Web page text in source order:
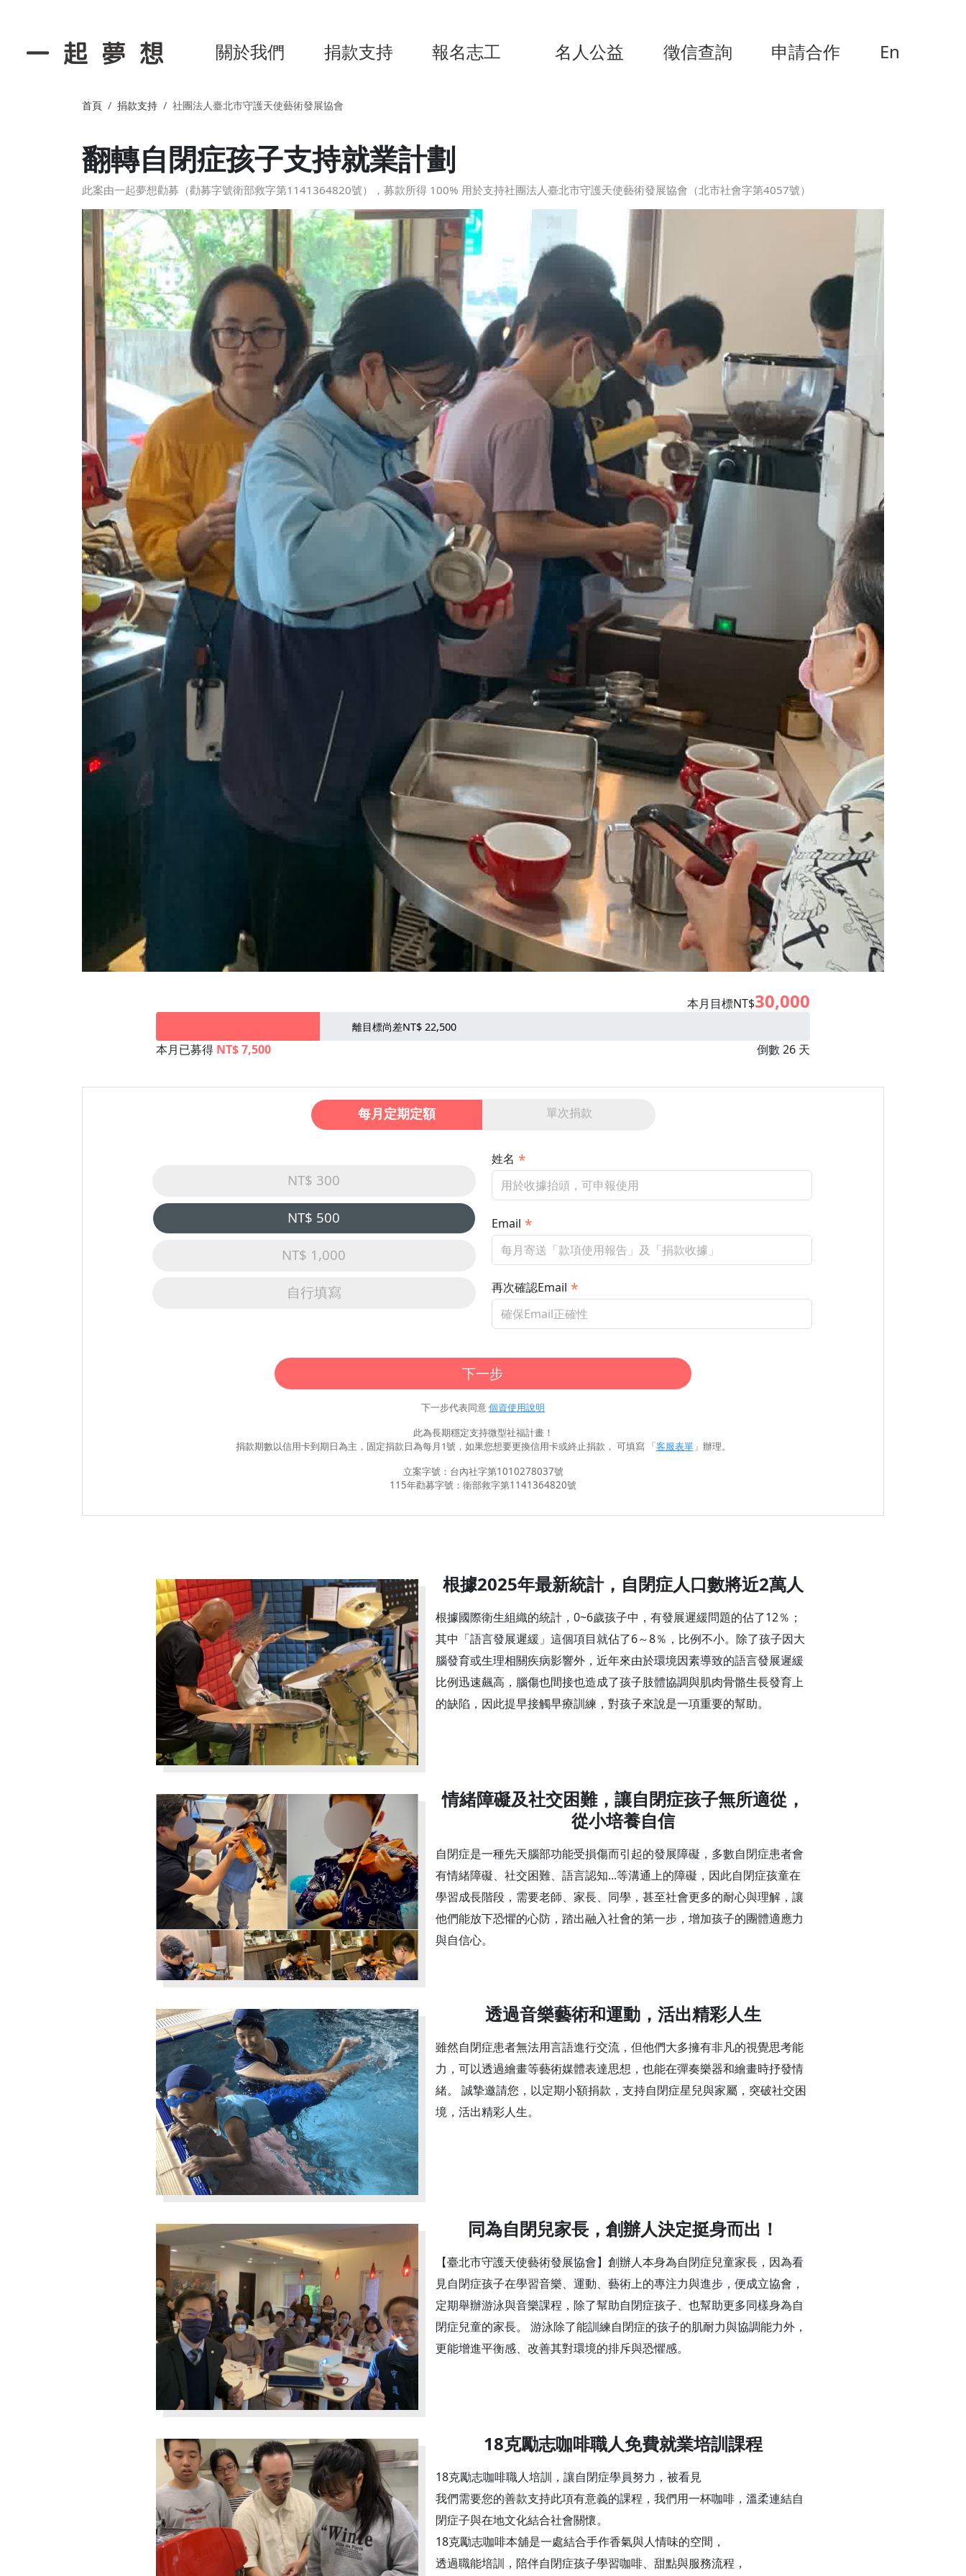
關於我們 捐款支持 報名志工 名人公益 徵信查詢 申請合作 En
首頁 捐款支持 社團法人臺北市守護天使藝術發展協會
翻轉自閉症孩子支持就業計劃
此案由一起夢想勸募（勸募字號衛部救字第1141364820號），募款所得 100% 用於支持社團法人臺北市守護天使藝術發展協會（北市社會字第4057號）
本月目標NT$30,000
離目標尚差NT$ 22,500
本月已募得 NT$ 7,500 倒數 26 天
每月定期定額 單次捐款
NT$ 300
NT$ 500
NT$ 1,000
自行填寫
姓名
Email
再次確認Email
下一步
下一步代表同意個資使用說明
此為長期穩定支持微型社福計畫！
捐款期數以信用卡到期日為主，固定捐款日為每月1號，如果您想要更換信用卡或終止捐款， 可填寫 「客服表單」辦理。
立案字號：台內社字第1010278037號
115年勸募字號：衛部救字第1141364820號
根據2025年最新統計，自閉症人口數將近2萬人
根據國際衛生組織的統計，0~6歲孩子中，有發展遲緩問題的佔了12％；
其中「語言發展遲緩」這個項目就佔了6～8％，比例不小。除了孩子因大
腦發育或生理相關疾病影響外，近年來由於環境因素導致的語言發展遲緩
比例迅速飆高，腦傷也間接也造成了孩子肢體協調與肌肉骨骼生長發育上
的缺陷，因此提早接觸早療訓練，對孩子來說是一項重要的幫助。
情緒障礙及社交困難，讓自閉症孩子無所適從，
從小培養自信
自閉症是一種先天腦部功能受損傷而引起的發展障礙，多數自閉症患者會
有情緒障礙、社交困難、語言認知...等溝通上的障礙，因此自閉症孩童在
學習成長階段，需要老師、家長、同學，甚至社會更多的耐心與理解，讓
他們能放下恐懼的心防，踏出融入社會的第一步，增加孩子的團體適應力
與自信心。
透過音樂藝術和運動，活出精彩人生
雖然自閉症患者無法用言語進行交流，但他們大多擁有非凡的視覺思考能
力，可以透過繪畫等藝術媒體表達思想，也能在彈奏樂器和繪畫時抒發情
緒。 誠摯邀請您，以定期小額捐款，支持自閉症星兒與家屬，突破社交困
境，活出精彩人生。
同為自閉兒家長，創辦人決定挺身而出！
【臺北市守護天使藝術發展協會】創辦人本身為自閉症兒童家長，因為看
見自閉症孩子在學習音樂、運動、藝術上的專注力與進步，便成立協會，
定期舉辦游泳與音樂課程，除了幫助自閉症孩子、也幫助更多同樣身為自
閉症兒童的家長。 游泳除了能訓練自閉症的孩子的肌耐力與協調能力外，
更能增進平衡感、改善其對環境的排斥與恐懼感。
18克勵志咖啡職人免費就業培訓課程
18克勵志咖啡職人培訓，讓自閉症學員努力，被看見
我們需要您的善款支持此項有意義的課程，我們用一杯咖啡，溫柔連結自
閉症子與在地文化結合社會關懷。
18克勵志咖啡本舖是一處結合手作香氣與人情味的空間，
透過職能培訓，陪伴自閉症孩子學習咖啡、甜點與服務流程，